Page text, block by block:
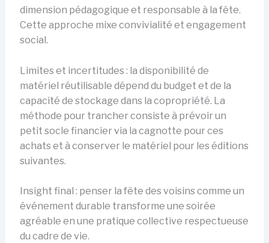
dimension pédagogique et responsable à la fête.
Cette approche mixe convivialité et engagement
social.
Limites et incertitudes : la disponibilité de
matériel réutilisable dépend du budget et de la
capacité de stockage dans la copropriété. La
méthode pour trancher consiste à prévoir un
petit socle financier via la cagnotte pour ces
achats et à conserver le matériel pour les éditions
suivantes.
Insight final : penser la fête des voisins comme un
événement durable transforme une soirée
agréable en une pratique collective respectueuse
du cadre de vie.